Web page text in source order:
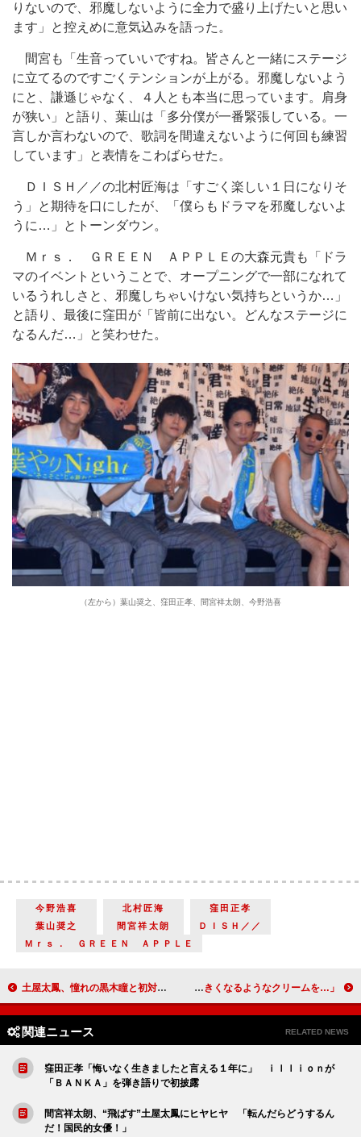
りないので、邪魔しないように全力で盛り上げたいと思い
ます」と控えめに意気込みを語った。
間宮も「生音っていいですね。皆さんと一緒にステージ
に立てるのですごくテンションが上がる。邪魔しないよう
にと、謙遜じゃなく、４人とも本当に思っています。肩身
が狭い」と語り、葉山は「多分僕が一番緊張している。一
言しか言わないので、歌詞を間違えないように何回も練習
しています」と表情をこわばらせた。
ＤＩＳＨ／／の北村匠海は「すごく楽しい１日になりそ
う」と期待を口にしたが、「僕らもドラマを邪魔しないよ
うに…」とトーンダウン。
Ｍｒｓ． ＧＲＥＥＮ ＡＰＰＬＥの大森元貴も「ドラ
マのイベントということで、オープニングで一部になれて
いるうれしさと、邪魔しちゃいけない気持ちというか…」
と語り、最後に窪田が「皆前に出ない。どんなステージに
なるんだ…」と笑わせた。
（左から）葉山奨之、窪田正孝、間宮祥太朗、今野浩喜
今野浩喜 北村匠海
窪田正孝
葉山奨之
間宮祥太朗
ＤＩＳＨ／／
Ｍｒｓ． ＧＲＥＥＮ ＡＰＰＬＥ
土屋太鳳、憧れの黒木瞳と初対面 「すてき過ぎて胸がいっぱい」 水原希子、撮影中のボディーケアを語る 「毎日おっぱいが大きくなるようなクリームを…」
関連ニュース RELATED NEWS
窪田正孝「悔いなく生きましたと言える１年に」 ｉｌｌｉｏｎが
「ＢＡＮＫＡ」を弾き語りで初披露
間宮祥太朗、“飛ばす”土屋太鳳にヒヤヒヤ 「転んだらどうするん
だ！国民的女優！」